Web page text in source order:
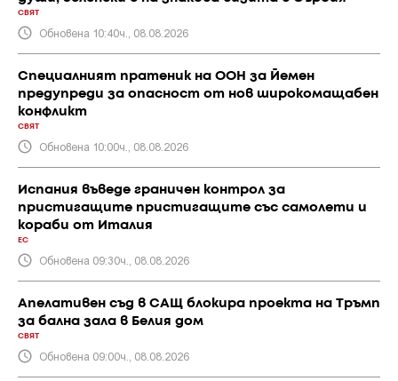
СВЯТ
Обновена 10:40ч., 08.08.2026
Специалният пратеник на ООН за Йемен
предупреди за опасност от нов широкомащабен
конфликт
СВЯТ
Обновена 10:00ч., 08.08.2026
Испания въведе граничен контрол за
пристигащите пристигащите със самолети и
кораби от Италия
ЕС
Обновена 09:30ч., 08.08.2026
Апелативен съд в САЩ блокира проекта на Тръмп
за бална зала в Белия дом
СВЯТ
Обновена 09:00ч., 08.08.2026